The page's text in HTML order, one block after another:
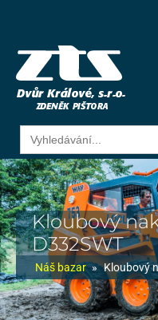
Search
for:
Kloubový
D332SWT
Náš bazar » Kloubový